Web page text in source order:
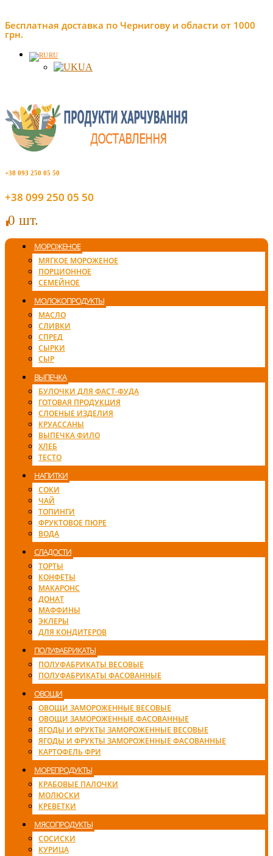
Бесплатная доставка по Чернигову и области от 1000
грн.
RU
UA
+38 093 250 05 50
+38 099 250 05 50
00 шт.
МОРОЖЕНОЕ
МЯГКОЕ МОРОЖЕНОЕ
ПОРЦИОННОЕ
СЕМЕЙНОЕ
МОЛОКОПРОДУКТЫ
МАСЛО
СЛИВКИ
СПРЕД
СЫРКИ
СЫР
ВЫПЕЧКА
БУЛОЧКИ ДЛЯ ФАСТ-ФУДА
ГОТОВАЯ ПРОДУКЦИЯ
СЛОЕНЫЕ ИЗДЕЛИЯ
КРУАССАНЫ
ВЫПЕЧКА ФИЛО
ХЛЕБ
ТЕСТО
НАПИТКИ
СОКИ
ЧАЙ
ТОПИНГИ
ФРУКТОВОЕ ПЮРЕ
ВОДА
СЛАДОСТИ
ТОРТЫ
КОНФЕТЫ
МАКАРОНС
ДОНАТ
МАФФИНЫ
ЭКЛЕРЫ
ДЛЯ КОНДИТЕРОВ
ПОЛУФАБРИКАТЫ
ПОЛУФАБРИКАТЫ ВЕСОВЫЕ
ПОЛУФАБРИКАТЫ ФАСОВАННЫЕ
ОВОЩИ
ОВОЩИ ЗАМОРОЖЕННЫЕ ВЕСОВЫЕ
ОВОЩИ ЗАМОРОЖЕННЫЕ ФАСОВАННЫЕ
ЯГОДЫ И ФРУКТЫ ЗАМОРОЖЕННЫЕ ВЕСОВЫЕ
ЯГОДЫ И ФРУКТЫ ЗАМОРОЖЕННЫЕ ФАСОВАННЫЕ
КАРТОФЕЛЬ ФРИ
МОРЕПРОДУКТЫ
КРАБОВЫЕ ПАЛОЧКИ
МОЛЮСКИ
КРЕВЕТКИ
МЯСОПРОДУКТЫ
СОСИСКИ
КУРИЦА